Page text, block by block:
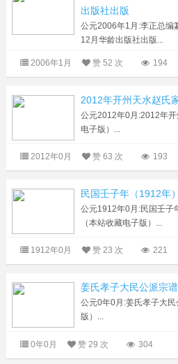
出版社出版
公元2006年1月:李正总编
12月华龄出版社出版...
2006年1月 赞52 次 194
2012年开州天水赵氏
公元2012年0月:2012年
电子版）...
2012年0月 赞63 次 193
民国壬子年（1912年
公元1912年0月:民国壬子
（本站收藏电子版）...
1912年0月 赞23 次 221
姜氏孝子大民公派宗
公元0年0月:姜氏孝子大
版）...
0年0月 赞 29 次 304